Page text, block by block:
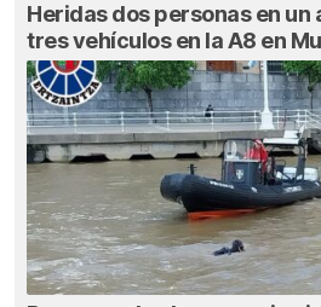
Heridas dos personas en
tres vehículos en la A8 en